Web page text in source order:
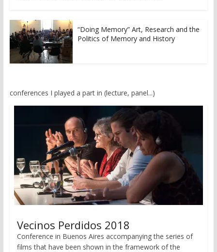
“Doing Memory” Art, Research and the
Politics of Memory and History
conferences I played a part in (lecture, panel...)
Vecinos Perdidos 2018
Conference in Buenos Aires accompanying the series of
films that have been shown in the framework of the